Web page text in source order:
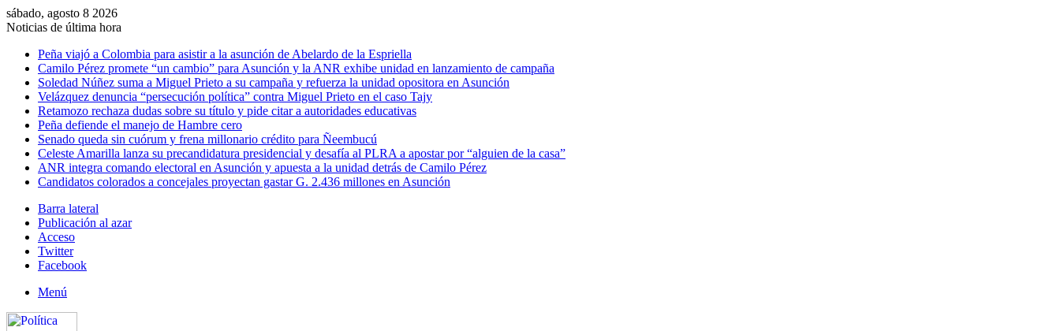
sábado, agosto 8 2026
Noticias de última hora
Peña viajó a Colombia para asistir a la asunción de Abelardo de la Espriella
Camilo Pérez promete “un cambio” para Asunción y la ANR exhibe unidad en lanzamiento de campaña
Soledad Núñez suma a Miguel Prieto a su campaña y refuerza la unidad opositora en Asunción
Velázquez denuncia “persecución política” contra Miguel Prieto en el caso Tajy
Retamozo rechaza dudas sobre su título y pide citar a autoridades educativas
Peña defiende el manejo de Hambre cero
Senado queda sin cuórum y frena millonario crédito para Ñeembucú
Celeste Amarilla lanza su precandidatura presidencial y desafía al PLRA a apostar por “alguien de la casa”
ANR integra comando electoral en Asunción y apuesta a la unidad detrás de Camilo Pérez
Candidatos colorados a concejales proyectan gastar G. 2.436 millones en Asunción
Barra lateral
Publicación al azar
Acceso
Twitter
Facebook
Menú